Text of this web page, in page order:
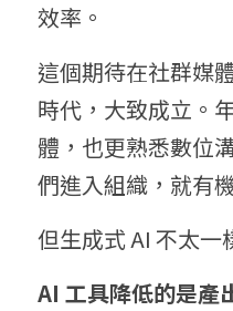
效率。
這個期待在社群媒
時代，大致成立。
體，也更熟悉數位
們進入組織，就有
但生成式 AI 不太一
AI 工具降低的是產